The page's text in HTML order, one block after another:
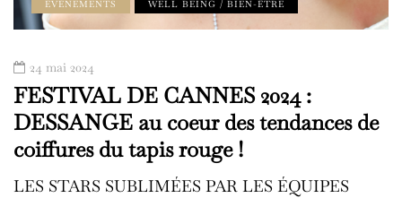
ÉVÉNEMENTS
WELL BEING / BIEN-ÊTRE
24 mai 2024
FESTIVAL DE CANNES 2024 :
DESSANGE au coeur des tendances de
coiffures du tapis rouge !
LES STARS SUBLIMÉES PAR LES ÉQUIPES